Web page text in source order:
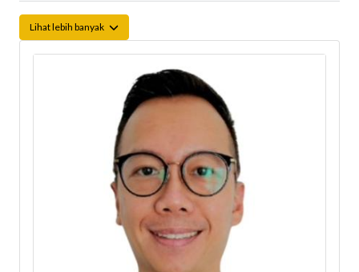
Lihat lebih banyak